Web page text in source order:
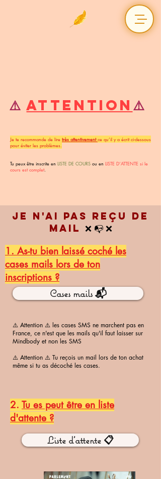
⚠️attention ⚠️
Je te recommande de lire très attentivementce qu’il y a écrit ci-dessous
pour éviter les problèmes.
Tu peux être inscrite en LISTE DE COURS ou en LISTE D’ATTENTE si le
cours est complet.
Je n'ai pas reçu de
mail ❌ 📭 ❌
1. As-tu bien laissé coché les
cases mails lors de ton
inscriptions ?
Cases mails 📬
⚠️ Attention ⚠️ les cases SMS ne marchent pas en
France, ce n'est que les mails qu'il faut laisser sur
Mindbody et non les SMS
⚠️ Attention ⚠️ Tu reçois un mail lors de ton achat
même si tu as décoché les cases.
2. Tu es peut être en liste
d'attente ?
Liste d'attente 📋